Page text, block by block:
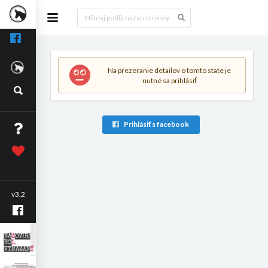
v3.2
Na prezeranie detailov o tomto state je
nutné sa prihlásiť
Prihlásiť s facebook